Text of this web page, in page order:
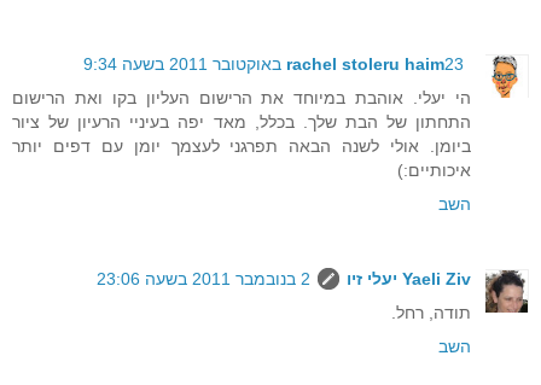
rachel stoleru haim23 באוקטובר 2011 בשעה 9:34
הי יעלי. אוהבת במיוחד את הרישום העליון בקו ואת הרישום
התחתון של הבת שלך. בכלל, מאד יפה בעיניי הרעיון של ציור
ביומן. אולי לשנה הבאה תפרגני לעצמך יומן עם דפים יותר
איכותיים:)
השב
Yaeli Ziv יעלי זיו
2 בנובמבר 2011 בשעה 23:06
תודה, רחל.
השב